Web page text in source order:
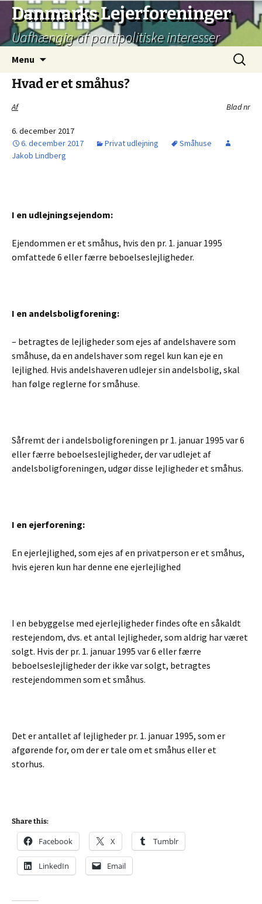
Hop
indhold
Danmarks Lejerforeninger
Uafhængig af partipolitiske interesser
Menu
Søg
efter:
Hvad er et småhus?
Af Blad nr
6. december 2017
6. december 2017
Privat udlejning
Småhuse
Jakob Lindberg
I en udlejningsejendom:
Ejendommen er et småhus, hvis den pr. 1. januar 1995
omfattede 6 eller færre beboelseslejligheder.
I en andelsboligforening:
– betragtes de lejligheder som ejes af andelshavere som
småhuse, da en andelshaver som regel kun kan eje en
lejlighed. Hvis andelshaveren udlejer sin andelsbolig, skal
han følge reglerne for småhuse.
Såfremt der i andelsboligforeningen pr 1. januar 1995 var 6
eller færre beboelseslejligheder, der var udlejet af
andelsboligforeningen, udgør disse lejligheder et småhus.
I en ejerforening:
En ejerlejlighed, som ejes af en privatperson er et småhus,
hvis ejeren kun har denne ene ejerlejlighed
I en bebyggelse med ejerlejligheder findes ofte en såkaldt
restejendom, dvs. et antal lejligheder, som aldrig har været
solgt. Hvis der pr. 1. januar 1995 var 6 eller færre
beboelseslejligheder der ikke var solgt, betragtes
restejendommen som et småhus.
Det er antallet af lejligheder pr. 1. januar 1995, som er
afgørende for, om der er tale om et småhus eller et
storhus.
Share this:
Facebook X Tumblr
LinkedIn Email